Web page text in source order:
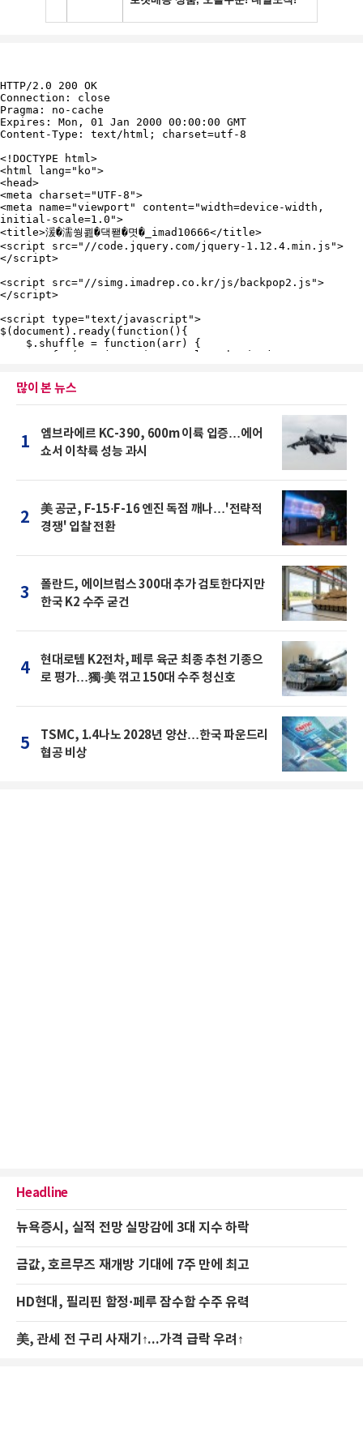
많이 본 뉴스
1
엠브라에르 KC-390, 600m 이륙 입증…에어
쇼서 이착륙 성능 과시
2
美 공군, F-15·F-16 엔진 독점 깨나…'전략적
경쟁' 입찰 전환
3
폴란드, 에이브럼스 300대 추가 검토한다지만
한국 K2 수주 굳건
4
현대로템 K2전차, 페루 육군 최종 추천 기종으
로 평가…獨·美 꺾고 150대 수주 청신호
5
TSMC, 1.4나노 2028년 양산…한국 파운드리
협공 비상
Headline
뉴욕증시, 실적 전망 실망감에 3대 지수 하락
금값, 호르무즈 재개방 기대에 7주 만에 최고
HD현대, 필리핀 함정·페루 잠수함 수주 유력
美, 관세 전 구리 사재기↑...가격 급락 우려↑